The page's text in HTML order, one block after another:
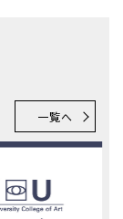
一覧へ